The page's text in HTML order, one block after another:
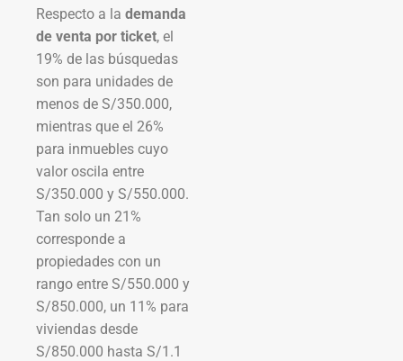
Respecto a la demanda
de venta por ticket, el
19% de las búsquedas
son para unidades de
menos de S/350.000,
mientras que el 26%
para inmuebles cuyo
valor oscila entre
S/350.000 y S/550.000.
Tan solo un 21%
corresponde a
propiedades con un
rango entre S/550.000 y
S/850.000, un 11% para
viviendas desde
S/850.000 hasta S/1.1